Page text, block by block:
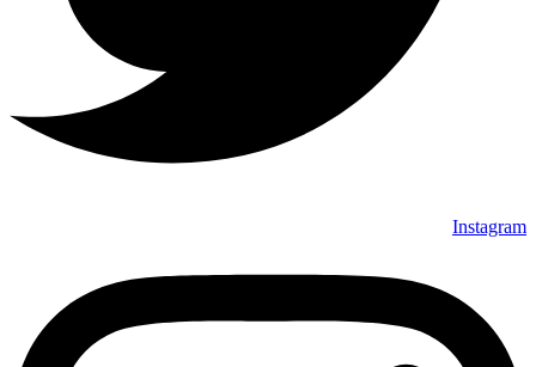
Instagram